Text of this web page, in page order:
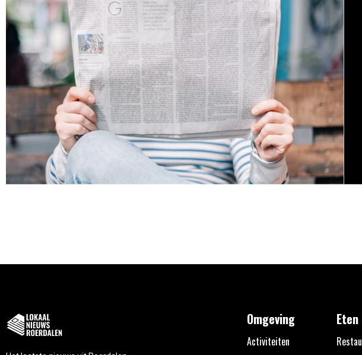
Omgeving
Activiteiten